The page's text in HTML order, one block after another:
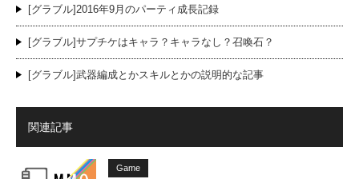
[グラブル]2016年9月のパーティ成長記録
[グラブル]サプチケはキャラ？キャラなし？召喚石？
[グラブル]武器編成とかスキルとかの説明的な記事
関連記事
Game